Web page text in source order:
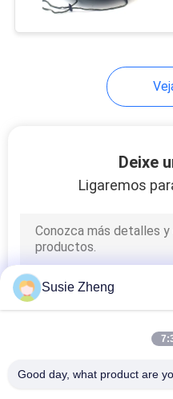
Deixe
Ligaremos
Susie Zheng
Good day, what product are